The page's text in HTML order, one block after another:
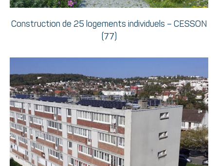
Construction de 25 logements individuels – CESSON
(77)